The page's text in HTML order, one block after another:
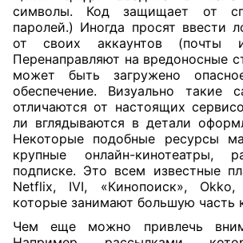
символы. Код защищает от
паролей.) Иногда просят ввести
от своих аккаунтов (почты
Перенаправляют на вредоносные
может быть загружено
обеспечение. Визуально такие
отличаются от настоящих
ли вглядываются в детали
Некоторые подобные ресурсы
крупные онлайн-кинотеатры,
подписке. Это всем известные
Netflix, IVI, «Кинопоиск»,
которые занимают большую часть
Чем еще можно привлечь